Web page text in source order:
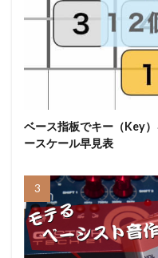
ベース指板でキー（Key
ースケール早見表